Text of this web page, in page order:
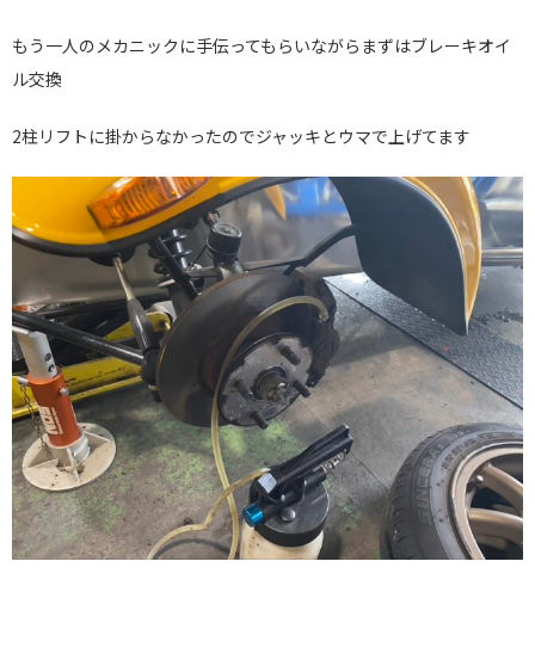
もう一人のメカニックに手伝ってもらいながらまずはブレーキオイ
ル交換
2柱リフトに掛からなかったのでジャッキとウマで上げてます